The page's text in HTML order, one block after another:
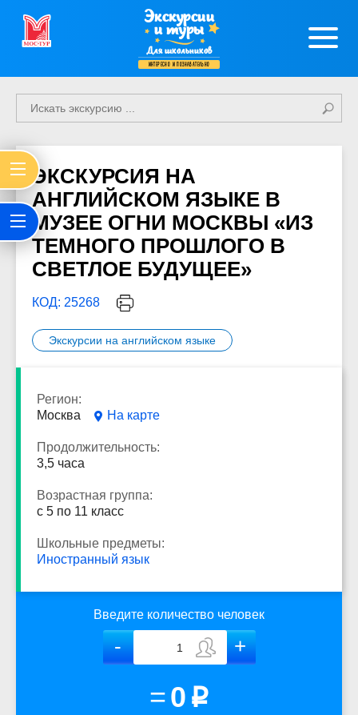
Экскурсии
и туры
Для школьников
интересно и познавательно
ЭКСКУРСИЯ НА
АНГЛИЙСКОМ ЯЗЫКЕ В
МУЗЕЕ ОГНИ МОСКВЫ «ИЗ
ТЕМНОГО ПРОШЛОГО В
СВЕТЛОЕ БУДУЩЕЕ»
КОД: 25268
Экскурсии на английском языке
Регион:
Москва
На карте
Продолжительность:
3,5 часа
Возрастная группа:
с 5 по 11 класс
Школьные предметы:
Иностранный язык
Введите количество человек
=0 p